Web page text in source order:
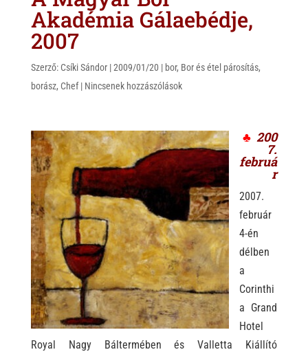
Akadémia Gálaebédje,
2007
Szerző: Csíki Sándor|2009/01/20 | bor, Bor és étel párosítás,
borász, Chef| Nincsenek hozzászólások
♣ 200
7.
februá
r
2007.
február
4-én
délben
a
Corinthi
a Grand
Hotel
Royal Nagy Báltermében és Valletta Kiállító